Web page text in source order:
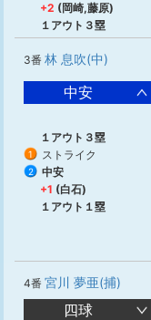
+2 (岡崎,藤原)
１アウト３塁
3番 林 息吹(中)
中安
１アウト３塁
1 ストライク
2
中安
+1 (白石)
１アウト１塁
4番 宮川 夢亜(捕)
四球